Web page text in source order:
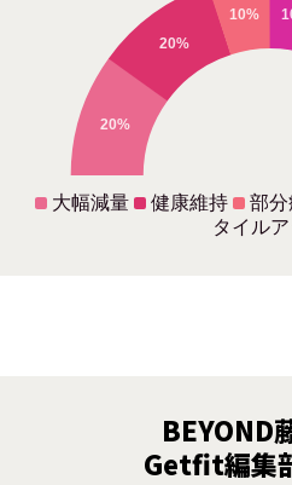
20%
20%
10%
大幅減量 健康維持 部
タイル
BEYOND
Getfit編集